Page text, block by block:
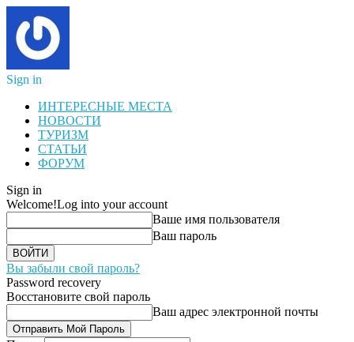
Sign in
ИНТЕРЕСНЫЕ МЕСТА
НОВОСТИ
ТУРИЗМ
СТАТЬИ
ФОРУМ
Sign in
Welcome!Log into your account
Ваше имя пользователя
Ваш пароль
Вы забыли свой пароль?
Password recovery
Восстановите свой пароль
Ваш адрес электронной почты